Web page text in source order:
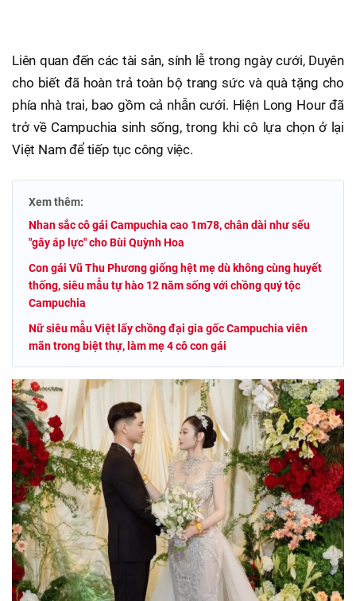
Liên quan đến các tài sản, sính lễ trong ngày cưới, Duyên
cho biết đã hoàn trả toàn bộ trang sức và quà tặng cho
phía nhà trai, bao gồm cả nhẫn cưới. Hiện Long Hour đã
trở về Campuchia sinh sống, trong khi cô lựa chọn ở lại
Việt Nam để tiếp tục công việc.
Xem thêm:
Nhan sắc cô gái Campuchia cao 1m78, chân dài như sếu
"gây áp lực" cho Bùi Quỳnh Hoa
Con gái Vũ Thu Phương giống hệt mẹ dù không cùng huyết
thống, siêu mẫu tự hào 12 năm sống với chồng quý tộc
Campuchia
Nữ siêu mẫu Việt lấy chồng đại gia gốc Campuchia viên
mãn trong biệt thự, làm mẹ 4 cô con gái